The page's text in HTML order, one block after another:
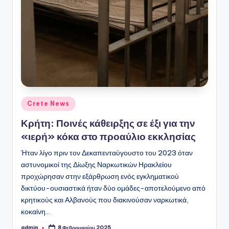
a
Αναρτήθηκε
σε
Crete News
Κρήτη: Ποινές κάθειρξης σε έξι για την
«ιερή» κόκα στο προαύλιο εκκλησίας
Ήταν λίγο πριν τον Δεκαπενταύγουστο του 2023 όταν
αστυνομικοί της Δίωξης Ναρκωτικών Ηρακλείου
προχώρησαν στην εξάρθρωση ενός εγκληματικού
δικτύου-ουσιαστικά ήταν δύο ομάδες-αποτελούμενο από
κρητικούς και Αλβανούς που διακινούσαν ναρκωτικά,
κοκαίνη…